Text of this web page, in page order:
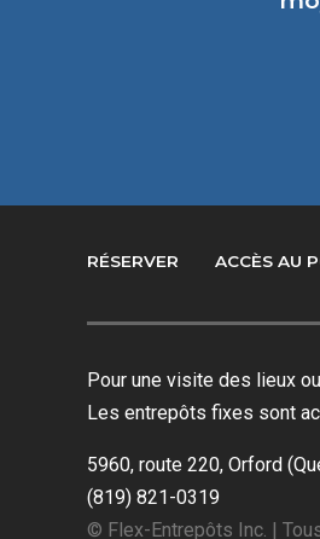
RÉSERVER ACCÈS AU
Pour une visite des lieux
Les entrepôts fixes sont
5960, route 220, Orford
(819) 821-0319
© Flex-Entrepôts Inc. |